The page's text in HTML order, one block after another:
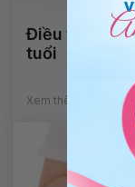
Điều trị đau
tuổi
Xem thêm